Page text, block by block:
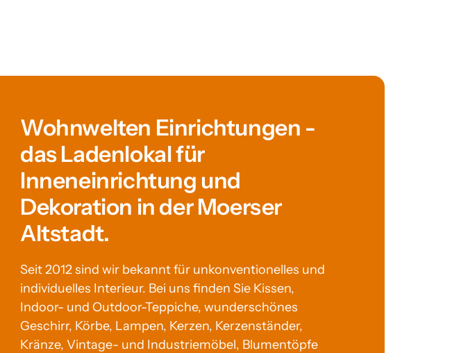
Wohnwelten Einrichtungen -
das Ladenlokal für
Inneneinrichtung und
Dekoration in der Moerser
Altstadt.
Seit 2012 sind wir bekannt für unkonventionelles und
individuelles Interieur. Bei uns finden Sie Kissen,
Indoor- und Outdoor-Teppiche, wunderschönes
Geschirr, Körbe, Lampen, Kerzen, Kerzenständer,
Kränze, Vintage- und Industriemöbel, Blumentöpfe